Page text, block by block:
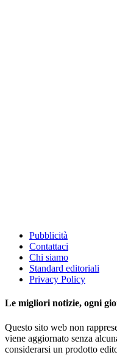
Pubblicità
Contattaci
Chi siamo
Standard editoriali
Privacy Policy
Le migliori notizie, ogni
Questo sito web non
viene aggiornato senza
considerarsi un prodotto